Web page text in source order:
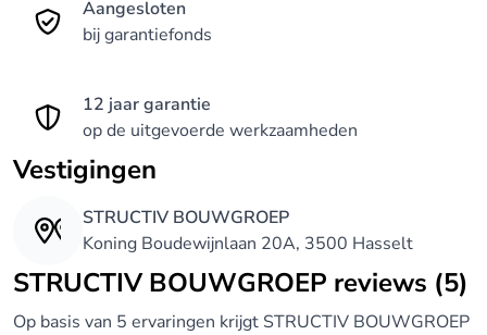
Aangesloten
bij garantiefonds
12 jaar garantie
op de uitgevoerde werkzaamheden
Vestigingen
STRUCTIV BOUWGROEP
Koning Boudewijnlaan 20A, 3500 Hasselt
STRUCTIV BOUWGROEP reviews (5)
Op basis van 5 ervaringen krijgt STRUCTIV BOUWGROEP